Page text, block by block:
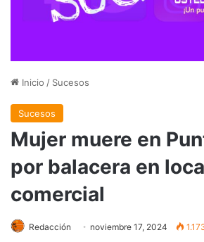
Inicio / Sucesos
Sucesos
Mujer muere en
por balacera en
comercial
Redacción noviembre 17, 2024